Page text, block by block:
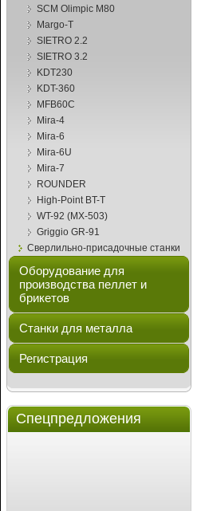
SCM Olimpic M80
Margo-T
SIETRO 2.2
SIETRO 3.2
KDT230
KDT-360
MFB60C
Mira-4
Mira-6
Mira-6U
Mira-7
ROUNDER
High-Point BT-T
WT-92 (MX-503)
Griggio GR-91
Сверлильно-присадочные станки
Оборудование для
производства пеллет и
брикетов
Станки для металла
Регистрация
Спецпредложения